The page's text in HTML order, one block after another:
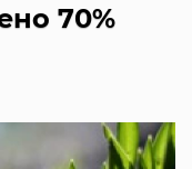
70%